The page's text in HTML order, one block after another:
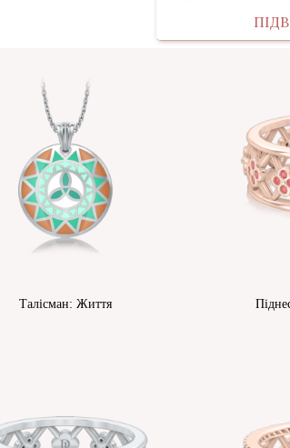
Талісман: Життя